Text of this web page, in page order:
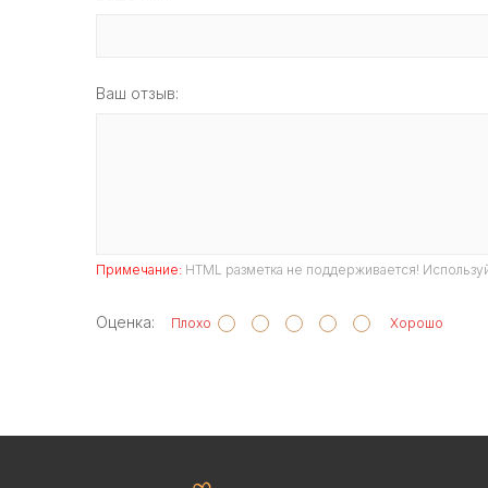
Ваш отзыв:
Примечание: HTML разметка не поддерживается!
Оценка: Плохо Хорошо